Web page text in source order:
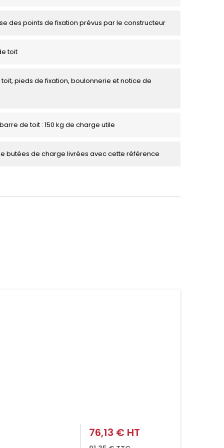
des points de fixation prévus par le constructeur
toit
pieds de fixation, boulonnerie et notice de
de toit : 150 kg de charge utile
butées de charge livrées avec cette référence
Prix
76,13 € HT